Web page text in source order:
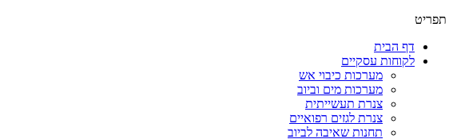
תפריט
דף הבית
לקוחות עסקיים
מערכות כיבוי אש
מערכות מים וביוב
צנרת תעשייתית
צנרת לגזים רפואיים
תחנות שאיבה לביוב